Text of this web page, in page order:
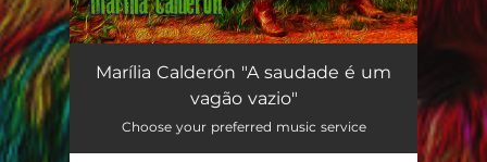
Deus e Os Ateus 03:23
Prólogo do Marinheiro
Melodia de Motim 03:44
Marília Calderón "A saudade é um
vagão vazio"
Choose your preferred music service